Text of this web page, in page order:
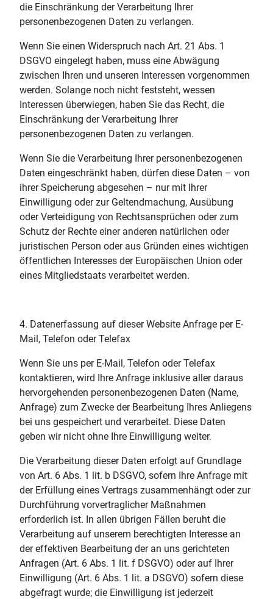
die Einschränkung der Verarbeitung Ihrer
personenbezogenen Daten zu verlangen.
Wenn Sie einen Widerspruch nach Art. 21 Abs. 1
DSGVO eingelegt haben, muss eine Abwägung
zwischen Ihren und unseren Interessen vorgenommen
werden. Solange noch nicht feststeht, wessen
Interessen überwiegen, haben Sie das Recht, die
Einschränkung der Verarbeitung Ihrer
personenbezogenen Daten zu verlangen.
Wenn Sie die Verarbeitung Ihrer personenbezogenen
Daten eingeschränkt haben, dürfen diese Daten – von
ihrer Speicherung abgesehen – nur mit Ihrer
Einwilligung oder zur Geltendmachung, Ausübung
oder Verteidigung von Rechtsansprüchen oder zum
Schutz der Rechte einer anderen natürlichen oder
juristischen Person oder aus Gründen eines wichtigen
öffentlichen Interesses der Europäischen Union oder
eines Mitgliedstaats verarbeitet werden.
4. Datenerfassung auf dieser Website Anfrage per E-
Mail, Telefon oder Telefax
Wenn Sie uns per E-Mail, Telefon oder Telefax
kontaktieren, wird Ihre Anfrage inklusive aller daraus
hervorgehenden personenbezogenen Daten (Name,
Anfrage) zum Zwecke der Bearbeitung Ihres Anliegens
bei uns gespeichert und verarbeitet. Diese Daten
geben wir nicht ohne Ihre Einwilligung weiter.
Die Verarbeitung dieser Daten erfolgt auf Grundlage
von Art. 6 Abs. 1 lit. b DSGVO, sofern Ihre Anfrage mit
der Erfüllung eines Vertrags zusammenhängt oder zur
Durchführung vorvertraglicher Maßnahmen
erforderlich ist. In allen übrigen Fällen beruht die
Verarbeitung auf unserem berechtigten Interesse an
der effektiven Bearbeitung der an uns gerichteten
Anfragen (Art. 6 Abs. 1 lit. f DSGVO) oder auf Ihrer
Einwilligung (Art. 6 Abs. 1 lit. a DSGVO) sofern diese
abgefragt wurde; die Einwilligung ist jederzeit